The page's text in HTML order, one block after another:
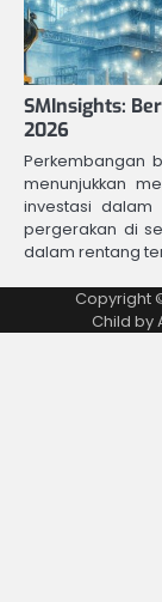
SMInsights:
2026
Perkembangan
menunjukkan
investasi dalam
pergerakan di
dalam rentang
Copyright
Child by